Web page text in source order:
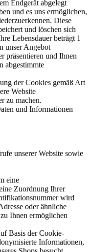
Endgerät abgelegt
und es uns ermöglichen,
Diese
und löschen sich
Lebensdauer beträgt 1
unser Angebot
präsentieren und Ihnen
abgestimmte
der Cookies gemäß Art
Website
zu machen.
und Informationen
unserer Website sowie
eine
Zuordnung Ihrer
wird
oder ähnliche
Ihnen ermöglichen
Basis der Cookie-
Informationen,